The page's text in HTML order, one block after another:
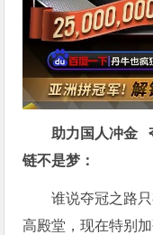
助力国人冲金
链不是梦 ：
谁说夺冠之路
高殿堂，现在特别